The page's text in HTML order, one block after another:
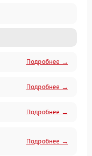
Подробнее →
Подробнее →
Подробнее →
Подробнее →